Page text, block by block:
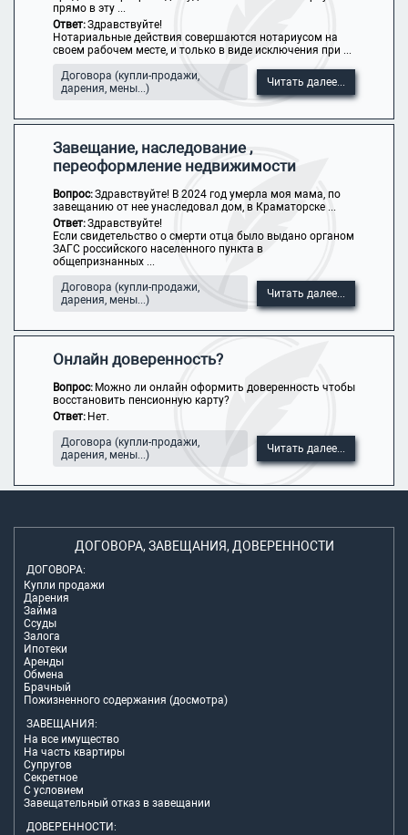
прямо в эту ...
Ответ:Здравствуйте!
Нотариальные действия совершаются нотариусом на
своем рабочем месте, и только в виде исключения при ...
Договора (купли-продажи,
дарения, мены...)
Читать далее...
Завещание, наследование ,
переоформление недвижимости
Вопрос:Здравствуйте! В 2024 год умерла моя мама, по
завещанию от нее унаследовал дом, в Краматорске ...
Ответ:Здравствуйте!
Если свидетельство о смерти отца было выдано органом
ЗАГС российского населенного пункта в
общепризнанных ...
Договора (купли-продажи,
дарения, мены...)
Читать далее...
Онлайн доверенность?
Вопрос: Можно ли онлайн оформить доверенность чтобы
восстановить пенсионную карту?
Ответ: Нет.
Договора (купли-продажи,
дарения, мены...)
Читать далее...
ДОГОВОРА, ЗАВЕЩАНИЯ, ДОВЕРЕННОСТИ
ДОГОВОРА:
Купли продажи
Дарения
Займа
Ссуды
Залога
Ипотеки
Аренды
Обмена
Брачный
Пожизненного содержания (досмотра)
ЗАВЕЩАНИЯ:
На все имущество
На часть квартиры
Супругов
Секретное
С условием
Завещательный отказ в завещании
ДОВЕРЕННОСТИ: